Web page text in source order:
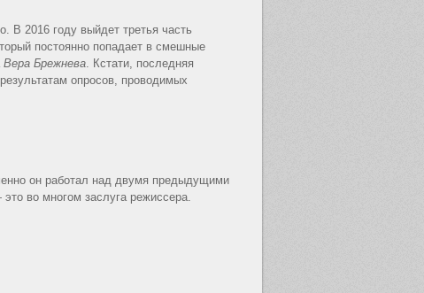
В 2016 году выйдет третья часть
постоянно попадает в смешные
Вера Брежнева . Кстати, последняя
опросов, проводимых
он работал над двумя предыдущими
во многом заслуга режиссера.